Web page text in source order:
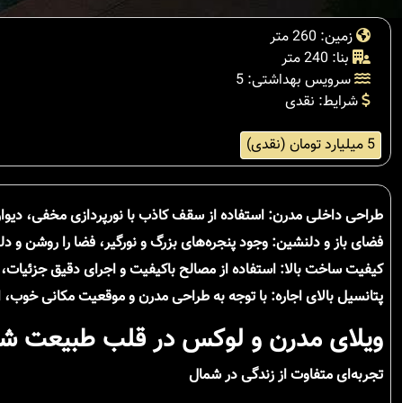
زمین: 260 متر
بنا: 240 متر
سرویس بهداشتی: 5
شرایط: نقدی
5 میلیارد تومان (نقدی)
طراحی داخلی مدرن: استفاده از سقف کاذب با نورپردازی مخفی،
فضای باز و دلنشین: وجود پنجره‌های بزرگ و نورگیر، فضا را روشن و
کیفیت ساخت بالا: استفاده از مصالح باکیفیت و اجرای دقیق
پتانسیل بالای اجاره: با توجه به طراحی مدرن و موقعیت مکانی
ویلای مدرن و لوکس در قلب طبیعت
تجربه‌ای متفاوت از زندگی در شمال